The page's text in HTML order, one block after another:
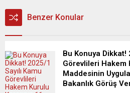
Benzer Konular
Bu Konuya Dikkat!
Görevlileri Hakem
Maddesinin
Bakanlık Görüş